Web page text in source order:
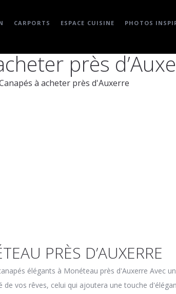
CARPORTS ESPACE CUISINE PHOTOS
près
à acheter près d'Auxerre
PRÈS D’AUXERRE
élégants à Monéteau près d'Auxerre Avec
vos rêves, celui qui ajoutera une touche